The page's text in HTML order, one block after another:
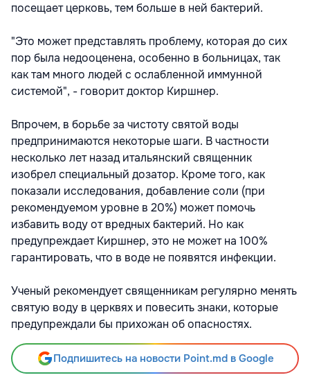
посещает церковь, тем больше в ней бактерий.
"Это может представлять проблему, которая до сих
пор была недооценена, особенно в больницах, так
как там много людей с ослабленной иммунной
системой", - говорит доктор Киршнер.
Впрочем, в борьбе за чистоту святой воды
предпринимаются некоторые шаги. В частности
несколько лет назад итальянский священник
изобрел специальный дозатор. Кроме того, как
показали исследования, добавление соли (при
рекомендуемом уровне в 20%) может помочь
избавить воду от вредных бактерий. Но как
предупреждает Киршнер, это не может на 100%
гарантировать, что в воде не появятся инфекции.
Ученый рекомендует священникам регулярно менять
святую воду в церквях и повесить знаки, которые
предупреждали бы прихожан об опасностях.
Подпишитесь на новости Point.md в Google